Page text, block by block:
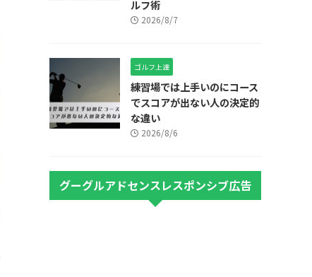
ルフ術
2026/8/7
ゴルフ上達
練習場では上手いのにコース
でスコアが出ない人の決定的
な違い
2026/8/6
グーグルアドセンスレスポンシブ広告